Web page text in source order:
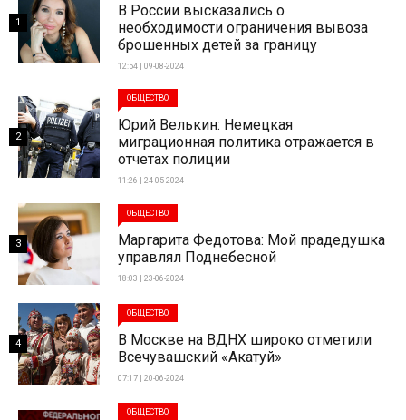
В России высказались о
необходимости ограничения вывоза
брошенных детей за границу
12:54 | 09-08-2024
1
ОБЩЕСТВО
Юрий Велькин: Немецкая
миграционная политика отражается в
отчетах полиции
11:26 | 24-05-2024
2
ОБЩЕСТВО
Маргарита Федотова: Мой прадедушка
управлял Поднебесной
18:03 | 23-06-2024
3
ОБЩЕСТВО
В Москве на ВДНХ широко отметили
Всечувашский «Акатуй»
07:17 | 20-06-2024
4
ОБЩЕСТВО